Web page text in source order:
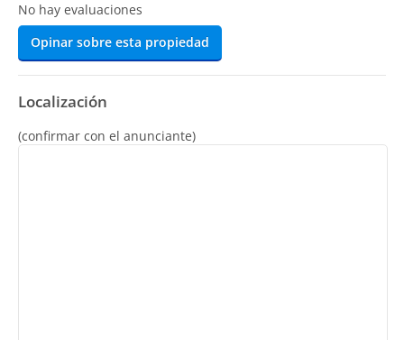
No hay evaluaciones
Opinar sobre esta propiedad
Localización
(confirmar con el anunciante)